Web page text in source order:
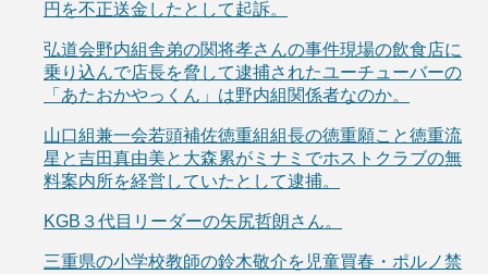
円を不正送金したとして起訴。
弘道会野内組舎弟の関将孝さんの事件現場の飲食店に
乗り込んで店長を脅して逮捕されたユーチューバーの
「あたおかやっくん」は野内組関係者なのか。
山口組兼一会若頭補佐徳重組組長の徳重願こと徳重流
星と吉田真由美と大森累がミナミでホストクラブの無
料案内所を経営していたとして逮捕。
KGB３代目リーダーの矢尻哲朗さん。
三重県の小学校教師の鈴木敬介を児童買春・ポルノ禁